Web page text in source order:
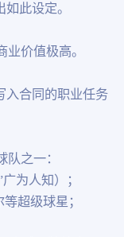
此设定。
价值极高。
入合同的职业任务
之一：
为人知）；
超级球星；